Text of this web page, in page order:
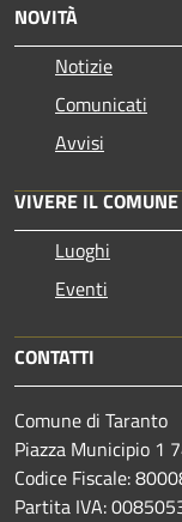
NOVITÀ
Notizie
Comunicati
Avvisi
VIVERE IL COMUNE
Luoghi
Eventi
CONTATTI
Comune di Taranto
Piazza Municipio 1
Codice Fiscale:
Partita IVA: